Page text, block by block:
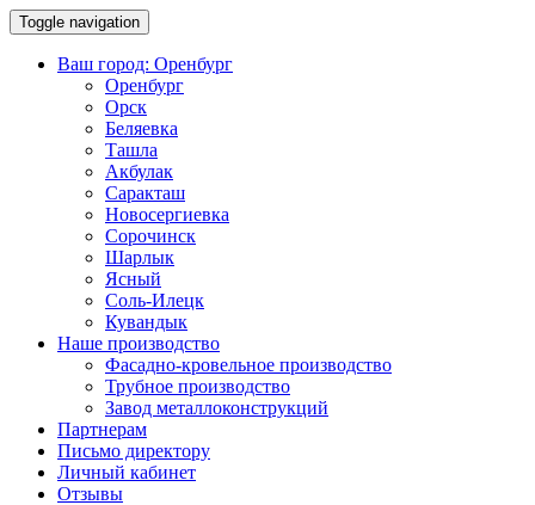
Toggle navigation
Ваш город: Оренбург
Оренбург
Орск
Беляевка
Ташла
Акбулак
Саракташ
Новосергиевка
Сорочинск
Шарлык
Ясный
Соль-Илецк
Кувандык
Наше производство
Фасадно-кровельное производство
Трубное производство
Завод металлоконструкций
Партнерам
Письмо директору
Личный кабинет
Отзывы